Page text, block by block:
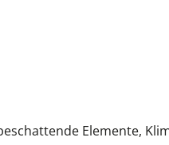
Elemente,